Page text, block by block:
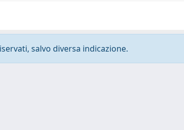
salvo diversa indicazione.